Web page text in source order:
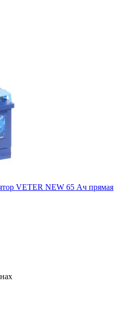
VETER NEW 65 Ач прямая